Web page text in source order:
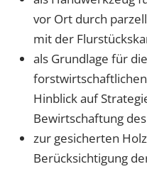
vor Ort durch
mit der
als Grundlage für
Hinblick auf
Bewirtschaftung
zur gesicherten
Berücksichtigung